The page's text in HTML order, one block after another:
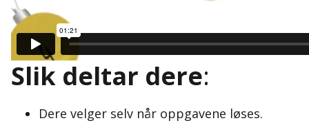
Slik deltar dere:
Dere velger selv når oppgavene løses.